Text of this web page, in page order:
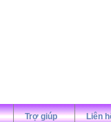
Trợ giúp Liên